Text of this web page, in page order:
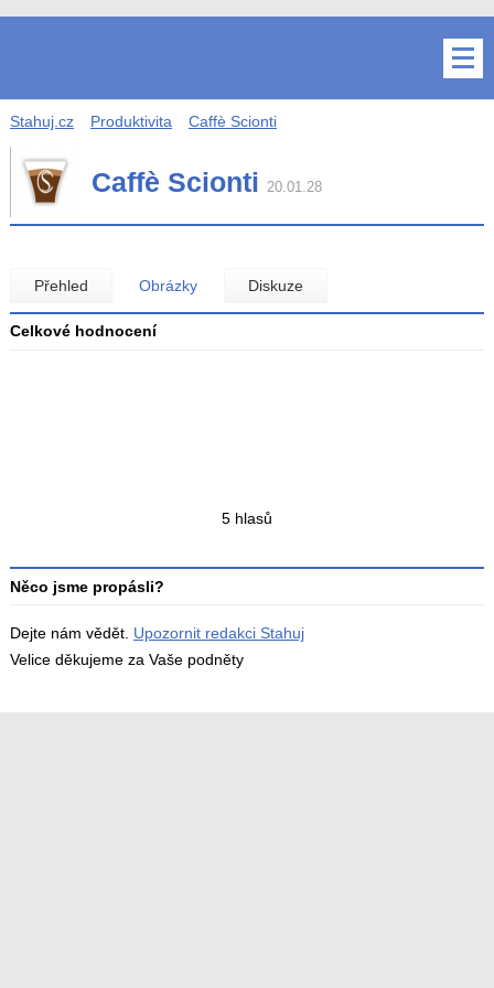
Stahuj.cz Produktivita Caffè Scionti
Caffè Scionti 20.01.28
Přehled Obrázky Diskuze
Celkové hodnocení
hodnocení
5 hlasů
Něco jsme propásli?
Dejte nám vědět. Upozornit redakci Stahuj
Velice děkujeme za Vaše podněty